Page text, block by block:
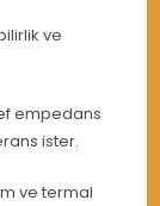
ve
empedans
ister.
ve termal